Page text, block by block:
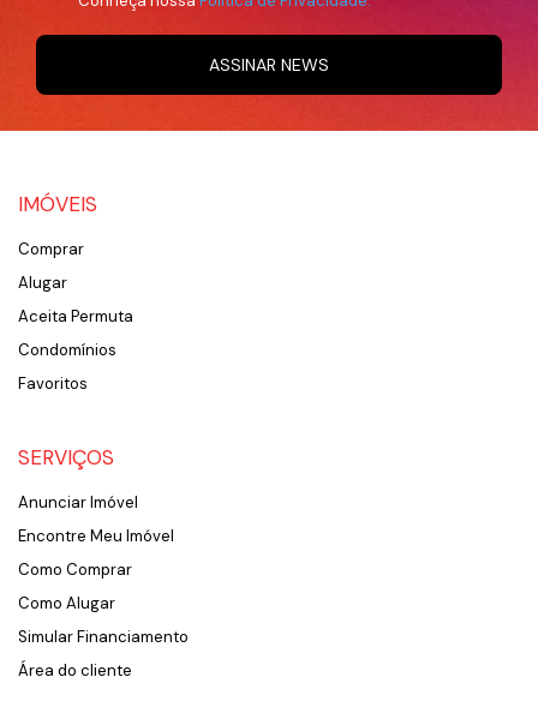
ASSINAR NEWS
IMÓVEIS
Comprar
Alugar
Aceita Permuta
Condomínios
Favoritos
SERVIÇOS
Anunciar Imóvel
Encontre Meu Imóvel
Como Comprar
Como Alugar
Simular Financiamento
Área do cliente